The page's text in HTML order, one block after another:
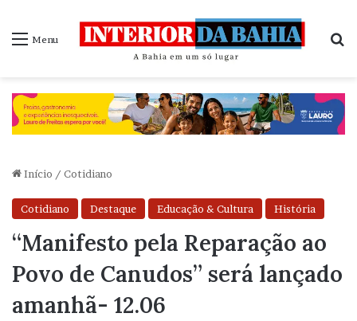
Menu
Início / Cotidiano
Cotidiano Destaque Educação & Cultura História
“Manifesto pela Reparação ao
Povo de Canudos” será lançado
amanhã- 12.06